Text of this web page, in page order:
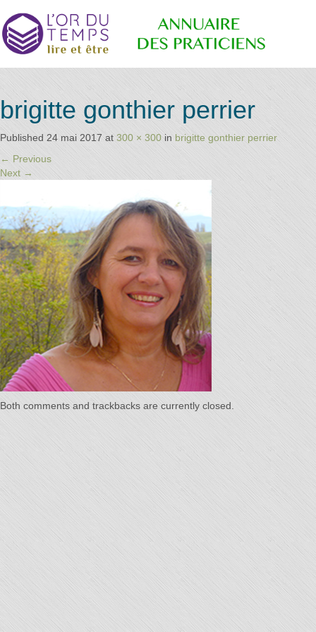
Annuaire
des
Praticiens
"L'Or du
Temps"
les
praticiens
conseillé
par la
temps
brigitte gonthier perrier
Published 24 mai 2017at 300 × 300 in brigitte gonthier perrier
← Previous
Next →
Both comments and trackbacks are currently closed.